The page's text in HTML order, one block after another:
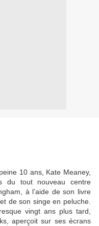
10 ans, Kate Meaney,
du tout nouveau centre
à l’aide de son livre
de son singe en peluche.
vingt ans plus tard,
aperçoit sur ses écrans